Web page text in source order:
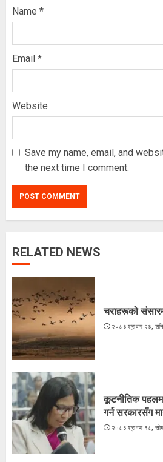
Name *
Email *
Website
Save my name, email, and
the next time I comment.
RELATED NEWS
चराहरूको
२०८३ श्रावण २३,
कूटनीतिक
गर्न सरकारसँग
२०८३ श्रावण १८,
3
4
२०८३ श्रावण २२,